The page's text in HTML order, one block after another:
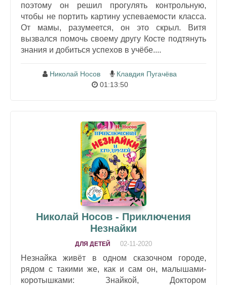
поэтому он решил прогулять контрольную,
чтобы не портить картину успеваемости класса.
От мамы, разумеется, он это скрыл. Витя
вызвался помочь своему другу Косте подтянуть
знания и добиться успехов в учёбе....
Николай Носов
Клавдия Пугачёва
01:13:50
Николай Носов - Приключения
Незнайки
ДЛЯ ДЕТЕЙ 02-11-2020
Незнайка живёт в одном сказочном городе,
рядом с такими же, как и сам он, малышами-
коротышками: Знайкой, Доктором